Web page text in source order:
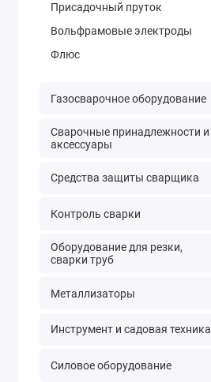
Присадочный пруток
Вольфрамовые электроды
Флюс
Газосварочное оборудование
Сварочные принадлежности и
аксессуары
Средства защиты сварщика
Контроль сварки
Оборудование для резки,
сварки труб
Металлизаторы
Инструмент и садовая техника
Силовое оборудование